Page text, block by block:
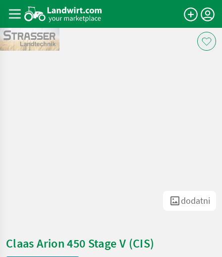
dodatni
Claas Arion 450 Stage V (CIS)